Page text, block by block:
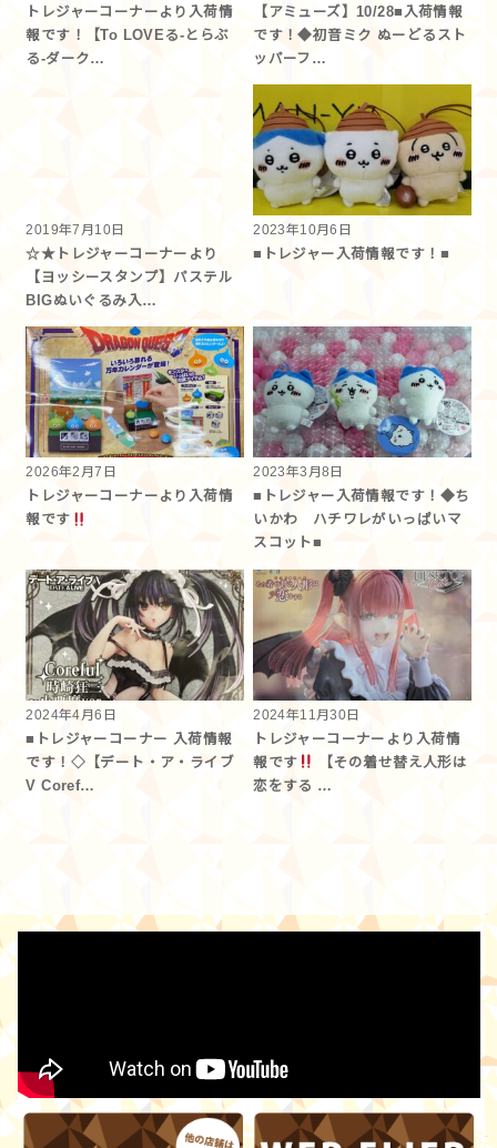
トレジャーコーナーより入荷情
報です！【To LOVEる-とらぶ
る-ダーク…
【アミューズ】10/28■入荷情報
です！◆初音ミク ぬーどるスト
ッパーフ…
2019年7月10日
☆★トレジャーコーナーより
【ヨッシースタンプ】パステル
BIGぬいぐるみ入…
2023年10月6日
■トレジャー入荷情報です！■
2026年2月7日
トレジャーコーナーより入荷情
報です︎
2023年3月8日
■トレジャー入荷情報です！◆ち
いかわ ハチワレがいっぱいマ
スコット■
2024年4月6日
■トレジャーコーナー 入荷情報
です！◇【デート・ア・ライブ
V Coref…
2024年11月30日
トレジャーコーナーより入荷情
報です
【その着せ替え人形は
恋をする …